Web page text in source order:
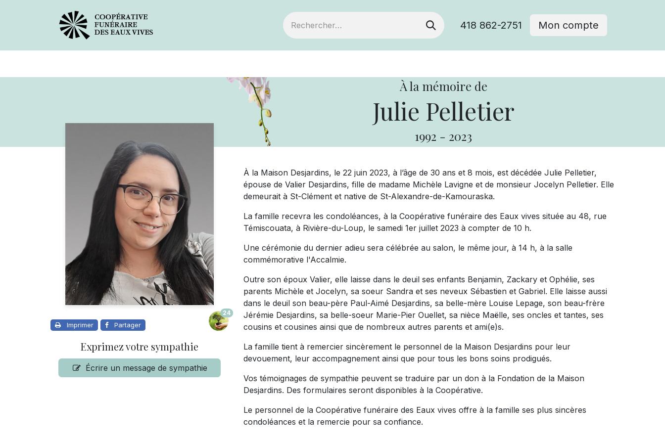
418 862-2751 Mon compte
À la mémoire de
Julie Pelletier
1992 - 2023
Imprimer Partager
24
Exprimez votre sympathie
Écrire un message de sympathie
À la Maison Desjardins, le 22 juin 2023, à l’âge de 30 ans et 8 mois, est décédée Julie Pelletier,
épouse de Valier Desjardins, fille de madame Michèle Lavigne et de monsieur Jocelyn Pelletier. Elle
demeurait à St-Clément et native de St-Alexandre-de-Kamouraska.
La famille recevra les condoléances, à la Coopérative funéraire des Eaux vives située au 48, rue
Témiscouata, à Rivière-du-Loup, le samedi 1er juillet 2023 à compter de 10 h.
Une cérémonie du dernier adieu sera célébrée au salon, le même jour, à 14 h, à la salle
commémorative l'Accalmie.
Outre son époux Valier, elle laisse dans le deuil ses enfants Benjamin, Zackary et Ophélie, ses
parents Michèle et Jocelyn, sa soeur Sandra et ses neveux Sébastien et Gabriel. Elle laisse aussi
dans le deuil son beau-père Paul-Aimé Desjardins, sa belle-mère Louise Lepage, son beau-frère
Jérémie Desjardins, sa belle-soeur Marie-Pier Ouellet, sa nièce Maëlle, ses oncles et tantes, ses
cousins et cousines ainsi que de nombreux autres parents et ami(e)s.
La famille tient à remercier sincèrement le personnel de la Maison Desjardins pour leur
devouement, leur accompagnement ainsi que pour tous les bons soins prodigués.
Vos témoignages de sympathie peuvent se traduire par un don à la Fondation de la Maison
Desjardins. Des formulaires seront disponibles à la Coopérative.
Le personnel de la Coopérative funéraire des Eaux vives offre à la famille ses plus sincères
condoléances et la remercie pour sa confiance.